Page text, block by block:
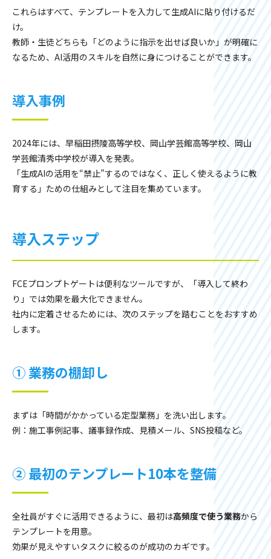
これらはすべて、テンプレートを入力して生成AIに貼り付けるだ
け。
教師・生徒どちらも「どのように指示を出せば良いか」が明確に
なるため、AI活用のスキルを自然に身につけることができます。
導入事例
2024年には、早稲田摂陵高等学校、岡山学芸館高等学校、岡山
学芸館清秀中学校が導入を発表。
「生成AIの活用を“禁止”するのではなく、正しく使えるように教
育する」ための仕組みとして注目を集めています。
導入ステップ
FCEプロンプトゲートは便利なツールですが、「導入して終わ
り」では効果を最大化できません。
社内に定着させるためには、次のステップを踏むことをおすすめ
します。
① 業務の棚卸し
まずは「時間がかかっている定型業務」を洗い出します。
例：施工事例記事、議事録作成、見積メール、SNS投稿など。
② 最初のテンプレート10本を整備
全社員がすぐに活用できるように、最初は高頻度で使う業務から
テンプレートを用意。
効果が見えやすいタスクに絞るのが成功のカギです。